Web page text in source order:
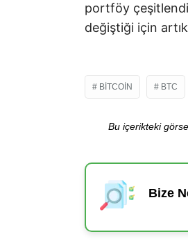
portföy
değiştiği için
BITCOIN BTC
Bu içerikteki
Bize